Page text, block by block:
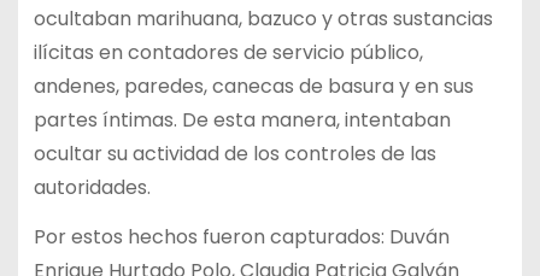
ocultaban marihuana, bazuco y otras sustancias
ilícitas en contadores de servicio público,
andenes, paredes, canecas de basura y en sus
partes íntimas. De esta manera, intentaban
ocultar su actividad de los controles de las
autoridades.
Por estos hechos fueron capturados: Duván
Enrique Hurtado Polo, Claudia Patricia Galván